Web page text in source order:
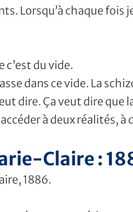
Lorsqu’à chaque
du vide.
dans ce vide. La
dire. Ça veut dire
à deux réalités, à
Claire :
1886.